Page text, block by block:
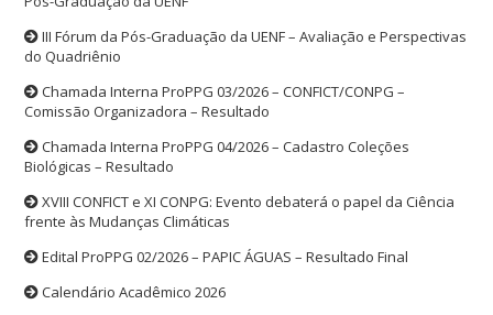
III Fórum da Pós-Graduação da UENF – Avaliação e Perspectivas
do Quadriênio
Chamada Interna ProPPG 03/2026 – CONFICT/CONPG –
Comissão Organizadora – Resultado
Chamada Interna ProPPG 04/2026 – Cadastro Coleções
Biológicas – Resultado
XVIII CONFICT e XI CONPG: Evento debaterá o papel da Ciência
frente às Mudanças Climáticas
Edital ProPPG 02/2026 – PAPIC ÁGUAS – Resultado Final
Calendário Acadêmico 2026